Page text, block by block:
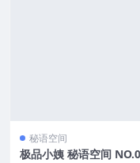
秘语空间
极品小姨 秘语空间